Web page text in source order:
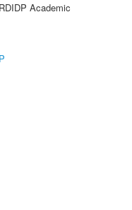
Academic